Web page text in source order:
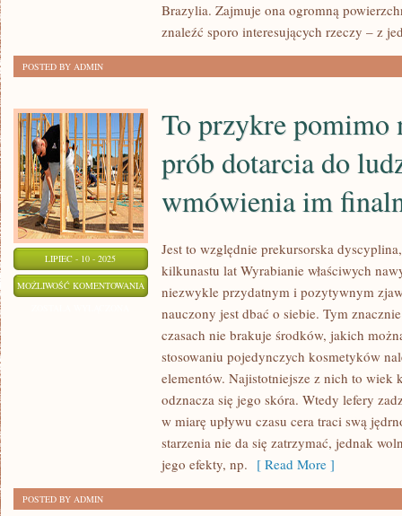
ZIEMI
Brazylia. Zajmuje ona ogromną
znaleźć sporo interesujących rzeczy – z
POSTED BY ADMIN
LIPIEC - 10 - 2025
MOŻLIWOŚĆ KOMENTOWANIA
NOTORYCZNYCH
PRÓB
DOTARCIA
LUDZI
ORAZ
WMÓWIENIA
IM
To przykre pomimo
prób dotarcia do
wmówienia im
Jest to względnie prekursorska
kilkunastu lat Wyrabianie właściwych
niezwykle przydatnym i pozytywnym
nauczony jest dbać o siebie. Tym
czasach nie brakuje środków, jakich
stosowaniu pojedynczych kosmetyków
elementów. Najistotniejsze z nich to wiek
odznacza się jego skóra. Wtedy lefery
w miarę upływu czasu cera traci swą
starzenia nie da się zatrzymać, jednak
jego efekty, np. [ Read More ]
POSTED BY ADMIN